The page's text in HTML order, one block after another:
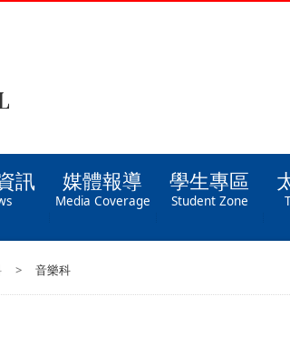
訊 媒體報導
Media Coverage
學生專區
Student Zone
> 音樂科